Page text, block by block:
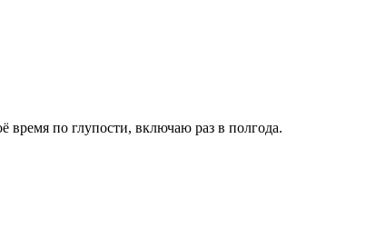
время по глупости, включаю раз в полгода.